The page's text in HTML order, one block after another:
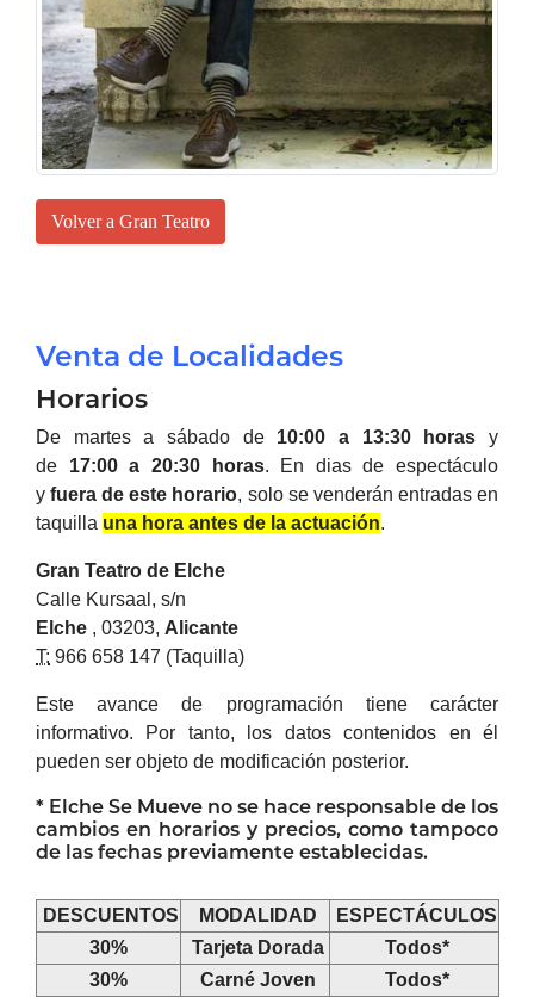
Volver a Gran Teatro
Venta de Localidades
Horarios
De martes a sábado de 10:00 a 13:30 horas y
de 17:00 a 20:30 horas.
En dias de espectáculo
yfuera de este horario, solo se venderán entradas en
taquilla una hora antes de la actuación.
Gran Teatro de Elche
Calle Kursaal, s/n
Elche , 03203, Alicante
T: 966 658 147 (Taquilla)
Este avance de programación tiene carácter
informativo. Por tanto, los datos contenidos en él
pueden ser objeto de modificación posterior.
* Elche Se Mueve no se hace responsable de los
cambios en horarios y precios, como tampoco
de las fechas previamente establecidas.
DESCUENTOS MODALIDAD
ESPECTÁCULOS
30%
Tarjeta Dorada
Todos*
30%
Carné Joven Todos*